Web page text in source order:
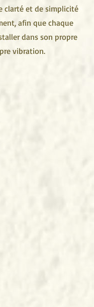
clarté et de simplicité
afin que chaque
dans son propre
propre vibration.